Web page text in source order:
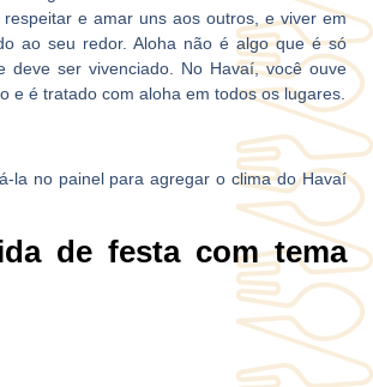
e amar uns aos outros, e viver em
ao seu redor. Aloha não é algo que é só
deve ser vivenciado. No Havaí, você ouve
e é tratado com aloha em todos os lugares.
la no painel para agregar o clima do Havaí
de festa com tema